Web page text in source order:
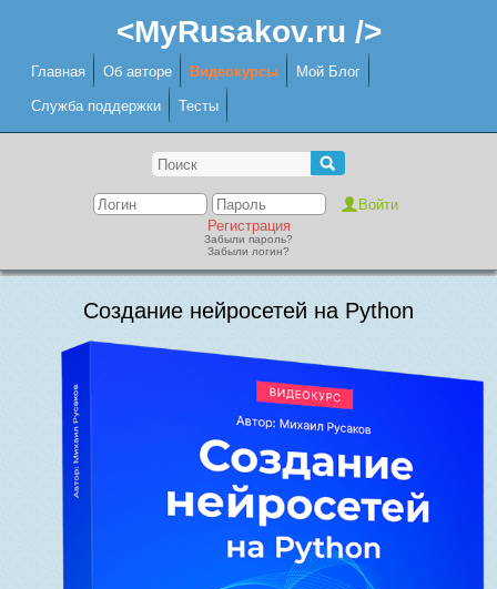
<MyRusakov.ru />
Главная Об авторе Видеокурсы Мой Блог
Служба поддержки Тесты
Регистрация
Забыли пароль?
Забыли логин?
Создание нейросетей на Python